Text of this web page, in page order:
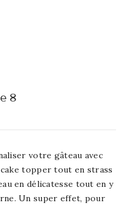
8
votre gâteau avec
topper tout en strass
en délicatesse tout en y
Un super effet, pour